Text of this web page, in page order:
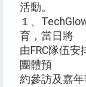
活動。
１、
育，當日將
由FRC隊伍
團體預
約參訪及嘉